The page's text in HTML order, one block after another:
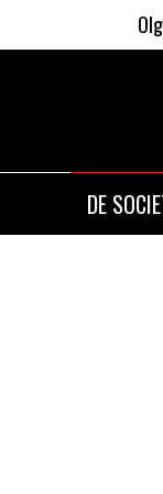
Olguta
DE